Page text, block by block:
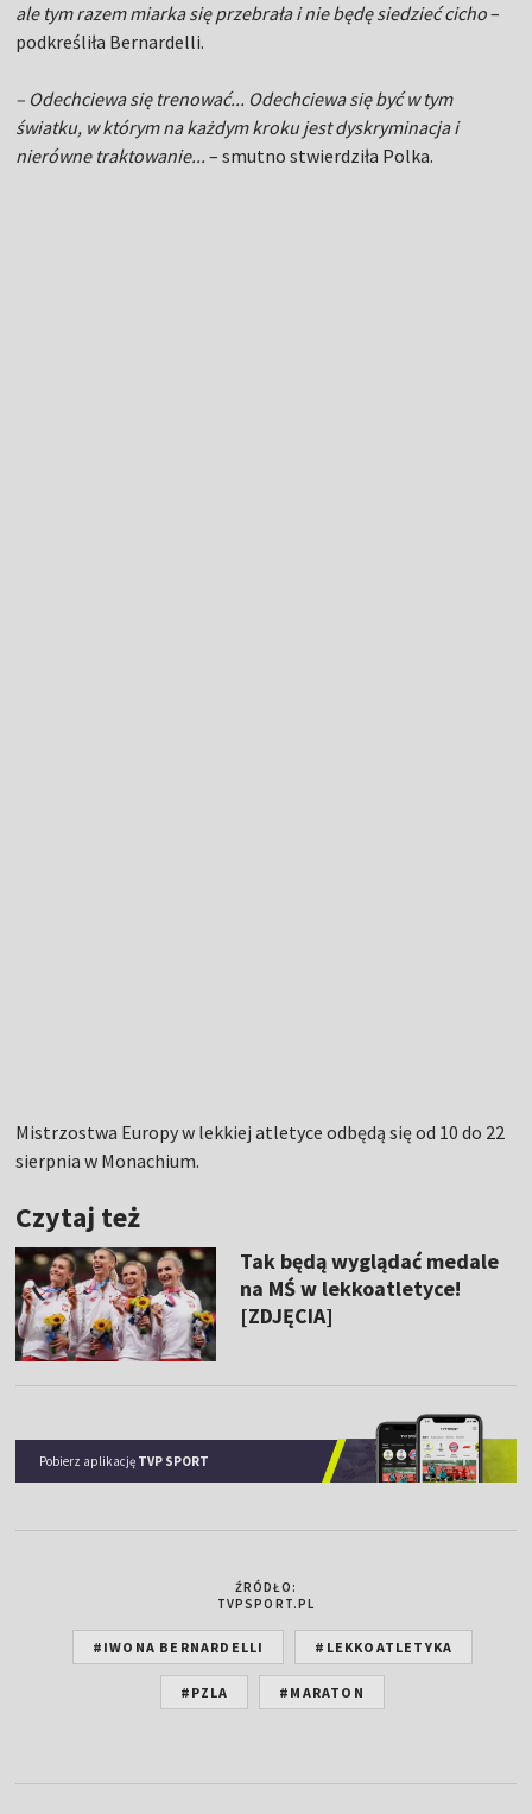
ale tym razem miarka się przebrała i nie będę siedzieć cicho–
podkreśliła Bernardelli.
– Odechciewa się trenować... Odechciewa się być w tym
światku, w którym na każdym kroku jest dyskryminacja i
nierówne traktowanie... – smutno stwierdziła Polka.
Mistrzostwa Europy w lekkiej atletyce odbędą się od 10 do 22
sierpnia w Monachium.
Czytaj też
Tak będą wyglądać medale
na MŚ w lekkoatletyce!
[ZDJĘCIA]
Pobierz aplikację TVP SPORT
ŹRÓDŁO:
TVPSPORT.PL
#IWONA BERNARDELLI #LEKKOATLETYKA
#PZLA #MARATON